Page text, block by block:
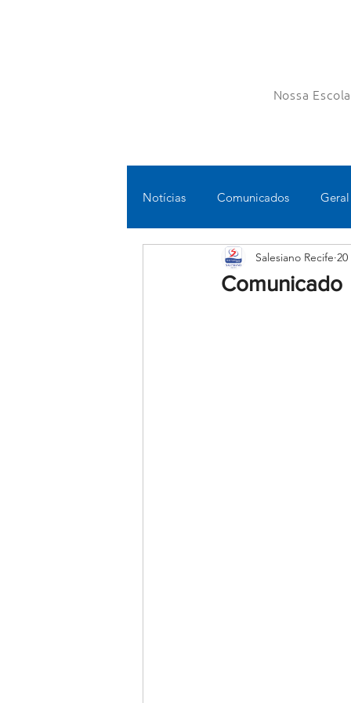
Nossa Escola
Notícias Comunicados Geral
Fundamental II Ensino
Comunicado
Salesiano Recife